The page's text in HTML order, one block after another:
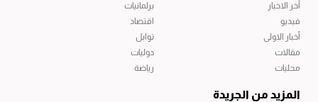
آخر الاخبار
فيديو
أخبار الاولى
مقالات
محليات
برلمانيات
اقتصاد
توابل
دوليات
رياضة
المزيد من الجريدة